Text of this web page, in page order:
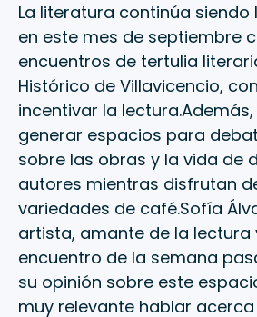
La literatura continúa
en este mes de septiembre
encuentros de tertulia
Histórico de Villavicencio,
incentivar la
generar espacios para
sobre las obras y la vida de
autores mientras disfrutan
variedades de café.Sofía
artista, amante de la lectura
encuentro de la semana
su opinión sobre este
muy relevante hablar